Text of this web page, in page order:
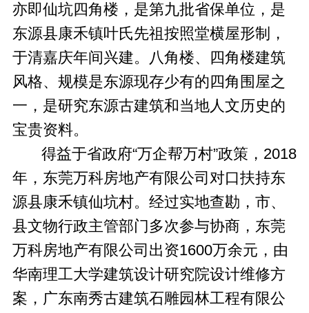
亦即仙坑四角楼，是第九批省保单位，是
东源县康禾镇叶氏先祖按照堂横屋形制，
于清嘉庆年间兴建。八角楼、四角楼建筑
风格、规模是东源现存少有的四角围屋之
一，是研究东源古建筑和当地人文历史的
宝贵资料。
得益于省政府“万企帮万村”政策，2018
年，东莞万科房地产有限公司对口扶持东
源县康禾镇仙坑村。经过实地查勘，市、
县文物行政主管部门多次参与协商，东莞
万科房地产有限公司出资1600万余元，由
华南理工大学建筑设计研究院设计维修方
案，广东南秀古建筑石雕园林工程有限公